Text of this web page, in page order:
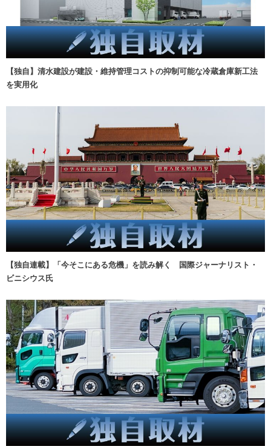
【独自】清水建設が建設・維持管理コストの抑制可能な冷蔵倉庫新工法
を実用化
【独自連載】「今そこにある危機」を読み解く 国際ジャーナリスト・
ビニシウス氏